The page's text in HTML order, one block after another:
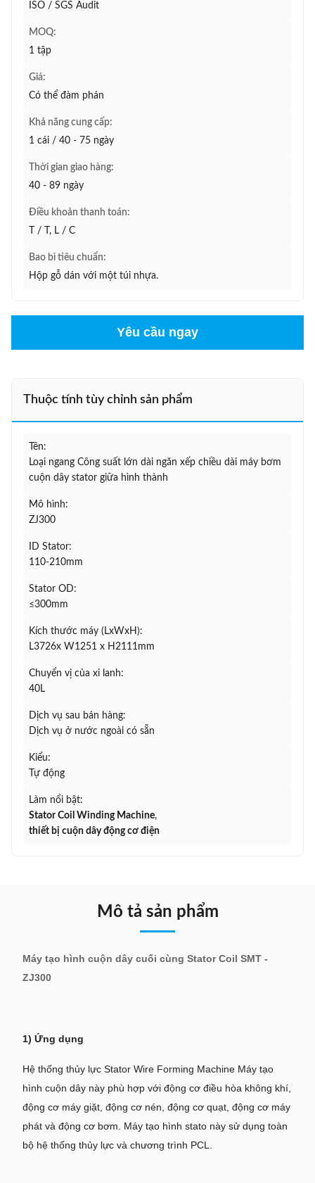
ISO / SGS Audit
MOQ:
1 tập
Giá:
Có thể đàm phán
Khả năng cung cấp:
1 cái / 40 - 75 ngày
Thời gian giao hàng:
40 - 89 ngày
Điều khoản thanh toán:
T / T, L / C
Bao bì tiêu chuẩn:
Hộp gỗ dán với một túi nhựa.
Yêu cầu ngay
Thuộc tính tùy chỉnh sản phẩm
Tên:
Loại ngang Công suất lớn dài ngăn xếp chiều dài máy bơm
cuộn dây stator giữa hình thành
Mô hình:
ZJ300
ID Stator:
110-210mm
Stator OD:
≤300mm
Kích thước máy (LxWxH):
L3726x W1251 x H2111mm
Chuyển vị của xi lanh:
40L
Dịch vụ sau bán hàng:
Dịch vụ ở nước ngoài có sẵn
Kiểu:
Tự động
Làm nổi bật:
Stator Coil Winding Machine,
thiết bị cuộn dây động cơ điện
Mô tả sản phẩm
Máy tạo hình cuộn dây cuối cùng Stator Coil SMT -
ZJ300
1) Ứng dụng
Hệ thống thủy lực Stator Wire Forming Machine Máy tạo
hình cuộn dây này phù hợp với động cơ điều hòa không khí,
động cơ máy giặt, động cơ nén, động cơ quạt, động cơ máy
phát và động cơ bơm. Máy tạo hình stato này sử dụng toàn
bộ hệ thống thủy lực và chương trình PCL.